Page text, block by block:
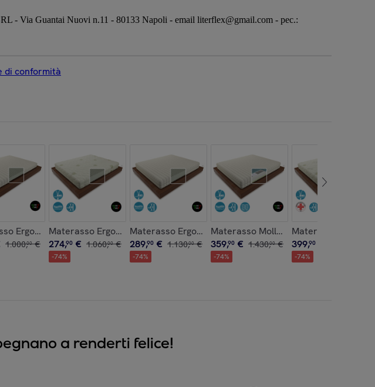
- Via Guantai Nuovi n.11 - 80133 Napoli - email literflex@gmail.com - pec.:
di conformità
160x190
H21 Classic 160x195
Ergonomico H16 Sfoderabile Antiallergico 180x200
1.000,00 €
Materasso Ergonomico H21 in Aloe 160x195
274,90 € 1.060,00 €
-74%
Materasso Ergonomico H20 Sfoderabile Classico 180x200
289,90 € 1.130,00 €
-74%
Materasso Molle Indipendenti H21
359,90 € 1.430,00 €
-74%
Materasso
399,90
-74%
a renderti felice!